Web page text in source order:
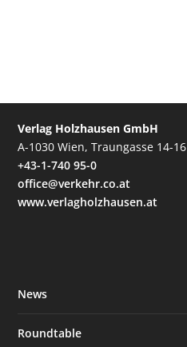
Verlag Holzhausen GmbH
A-1030 Wien, Traungasse 14-16
+43-1-740 95-0
office@verkehr.co.at
www.verlagholzhausen.at
News
Roundtable